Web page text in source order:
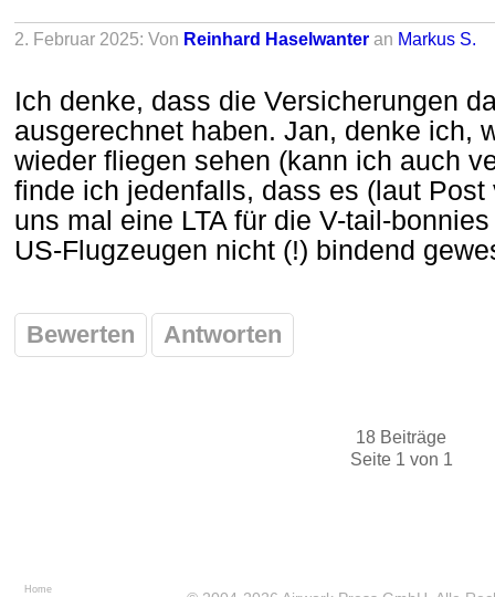
2. Februar 2025: Von Reinhard Haselwanter an Markus S.
Ich denke, dass die Versicherungen
ausgerechnet haben. Jan, denke ich,
wieder fliegen sehen (kann ich auch
finde ich jedenfalls, dass es (laut Post
uns mal eine LTA für die V-tail-
US-Flugzeugen nicht (!) bindend
Bewerten Antworten
18 Beiträge
Seite 1 von 1
Home